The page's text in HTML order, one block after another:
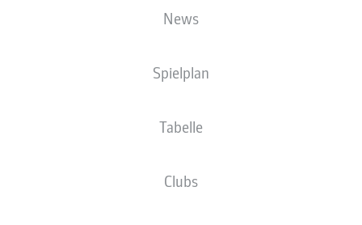
News
Spielplan
Tabelle
Clubs